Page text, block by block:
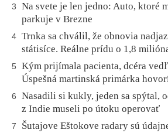
3
Na svete je len jedno: Auto, ktoré
parkuje v Brezne
4 Trnka sa chválil, že obnovia
státisíce. Reálne prídu o 1,8
5
Kým prijímala pacienta, dcéra
Úspešná martinská primárka
6
Nasadili si kukly, jeden sa spýtal,
z Indie museli po útoku operovať
7
Šutajove Eštokove radary sú